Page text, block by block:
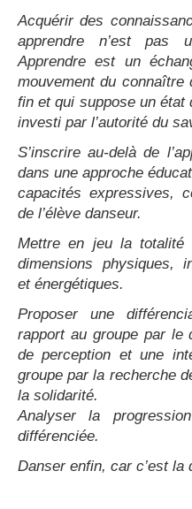
Acquérir des
apprendre n’est pas
Apprendre est un
mouvement du connaître
fin et qui suppose un état
investi par l’autorité du
S’inscrire au-delà de
dans une approche
capacités expressives,
de l’élève danseur.
Mettre en jeu la totalité
dimensions physiques,
et énergétiques.
Proposer une
rapport au groupe par le
de perception et une
groupe par la recherche
la solidarité.
Analyser la
différenciée.
Danser enfin, car c’est